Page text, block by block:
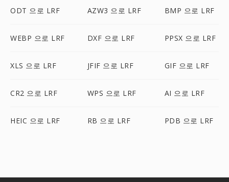
ODT 으로 LRF AZW3 으로 LRF BMP 으로 LRF
WEBP 으로 LRF DXF 으로 LRF PPSX 으로 LRF
XLS 으로 LRF JFIF 으로 LRF GIF 으로 LRF
CR2 으로 LRF WPS 으로 LRF AI 으로 LRF
HEIC 으로 LRF RB 으로 LRF PDB 으로 LRF